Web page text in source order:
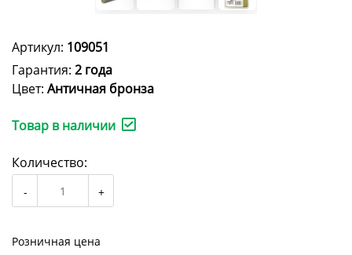
Артикул: 109051
Гарантия: 2 года
Цвет: Античная бронза
Товар в наличии
Количество:
Розничная цена